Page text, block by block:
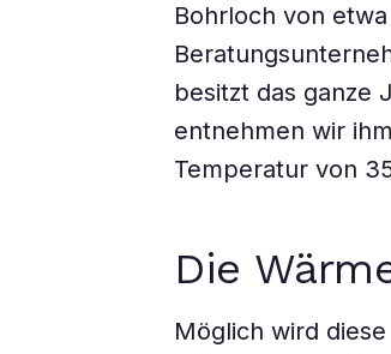
Bohrloch von
besitzt das ganze
entnehmen wir
Temperatur von
Die
Möglich wird